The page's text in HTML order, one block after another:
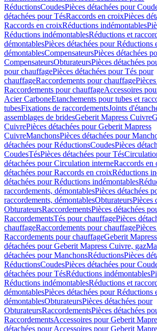
RéductionsCoudesPièces détachées pour
détachées pour TésRaccords en croixPièces
Raccords en croixRéductions indémontables
Réductions indémontablesRéductions et
démontablesPièces détachées pour Réductions
démontablesCompensateursPièces détachées
CompensateursObturateursPièces détachées
pour chauffagePièces détachées pour Tés pour
chauffageRaccordements pour chauffage
Raccordements pour chauffageAccessoires
Acier CarboneEtanchements pour tubes et
tubesFixations de raccordementsJoints
assemblages de bridesGeberit Mapress Cuivre
CuivrePièces détachées pour Geberit Mapress
CuivreManchonsPièces détachées pour
détachées pour RéductionsCoudesPièces
CoudesTésPièces détachées pour Tés
détachées pour Circulation interneRaccords en
détachées pour Raccords en croixRéductions
détachées pour Réductions indémontables
raccordements, démontablesPièces détachées
raccordements, démontablesObturateursPièces
ObturateursRaccordementsPièces détachées
RaccordementsTés pour chauffagePièces
chauffageRaccordements pour chauffage
Raccordements pour chauffageGeberit
détachées pour Geberit Mapress Cuivre, gaz
détachées pour ManchonsRéductionsPièces
RéductionsCoudesPièces détachées pour
détachées pour TésRéductions indémontables
Réductions indémontablesRéductions et
démontablesPièces détachées pour Réductions
démontablesObturateursPièces détachées pour
ObturateursRaccordementsPièces détachées
RaccordementsAccessoires pour Geberit
détachées pour Accessoires pour Geberit